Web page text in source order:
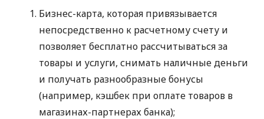
Бизнес-карта, которая привязывается
непосредственно к расчетному счету и
позволяет бесплатно рассчитываться за
товары и услуги, снимать наличные деньги
и получать разнообразные бонусы
(например, кэшбек при оплате товаров в
магазинах-партнерах банка);